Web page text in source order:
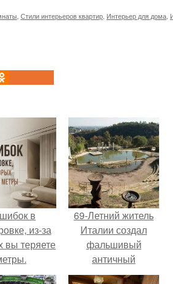
Стили интерьеров квартир Интерьер для дома
в
из-за
вы теряете
69-Летний житель
Италии создал
фальшивый
античный
амфитеатр и